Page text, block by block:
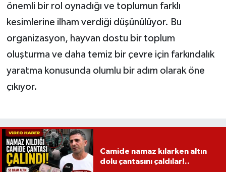
önemli bir rol oynadığı ve toplumun farklı
kesimlerine ilham verdiği düşünülüyor. Bu
organizasyon, hayvan dostu bir toplum
oluşturma ve daha temiz bir çevre için farkındalık
yaratma konusunda olumlu bir adım olarak öne
çıkıyor.
Camide namaz kılarken altın
dolu çantasını çaldılar!..